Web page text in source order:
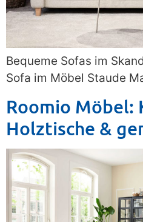
Bequeme Sofas im
Sofa im Möbel Staude
Roomio Möbel:
Holztische &